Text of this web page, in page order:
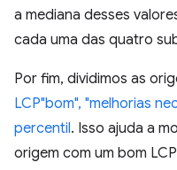
a mediana desses
cada uma das quatro
Por fim, dividimos as
LCP"bom", "melhorias
percentil. Isso ajuda a
origem com um bom